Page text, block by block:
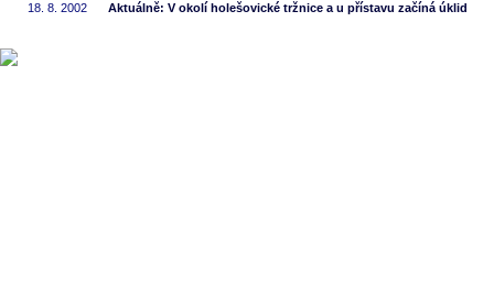
18. 8. 2002
Aktuálně: V okolí holešovické tržnice a u přístavu začíná úklid